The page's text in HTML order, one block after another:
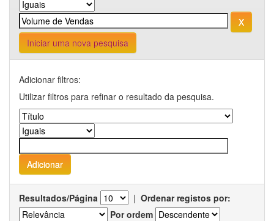
Iniciar uma nova pesquisa
Adicionar filtros:
Utilizar filtros para refinar o resultado da pesquisa.
Resultados/Página | Ordenar registos por:
Por ordem